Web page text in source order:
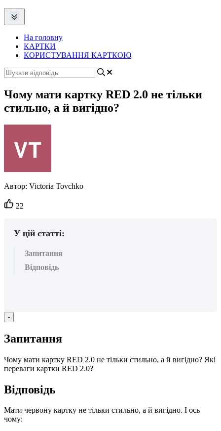
На головну
КАРТКИ
КОРИСТУВАННЯ КАРТКОЮ
Чому мати картку RED 2.0 не тільки
стильно, а й вигідно?
Автор: Victoria Tovchko
Кількість
вподобайок:
22
У цій статті:
Запитання
Відповідь
-
Запитання
Чому мати картку RED 2.0 не тільки стильно, а й вигідно? Які
переваги картки RED 2.0?
Відповідь
Мати червону картку не тільки стильно, а й вигідно. І ось
чому: